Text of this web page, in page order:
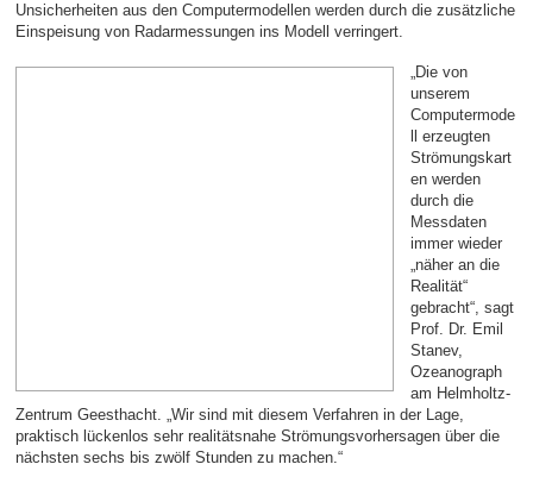
Unsicherheiten aus den Computermodellen werden durch die zusätzliche
Einspeisung von Radarmessungen ins Modell verringert.
„Die von
unserem
Computermode
ll erzeugten
Strömungskart
en werden
durch die
Messdaten
immer wieder
„näher an die
Realität“
gebracht“, sagt
Prof. Dr. Emil
Stanev,
Ozeanograph
am Helmholtz-
Zentrum Geesthacht. „Wir sind mit diesem Verfahren in der Lage,
praktisch lückenlos sehr realitätsnahe Strömungsvorhersagen über die
nächsten sechs bis zwölf Stunden zu machen.“